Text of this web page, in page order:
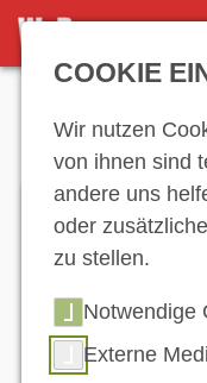
COOKIE
Wir nutzen
von ihnen sind
andere uns
oder
zu stellen.
Notwendige
Externe